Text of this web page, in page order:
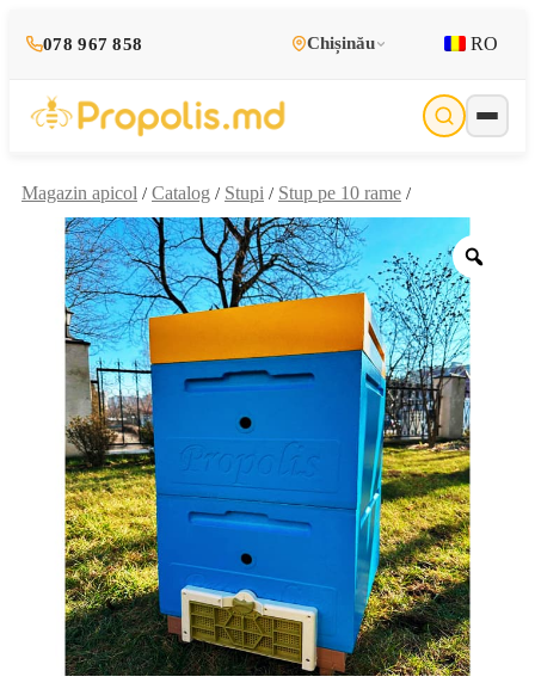
078 967 858 Chișinău RO
Magazin apicol / Catalog / Stupi / Stup pe 10 rame /